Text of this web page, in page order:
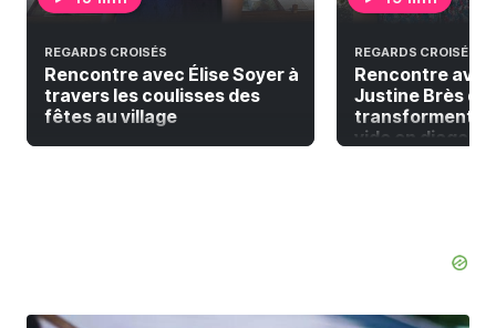
REGARDS CROISÉS
Rencontre avec Élise Soyer à
travers les coulisses des
fêtes au village
REGARDS CROISÉS
Rencontre
Justine Brès qui
transforment la
vide en